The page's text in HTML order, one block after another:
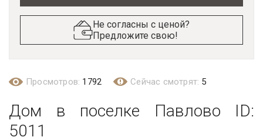
Не согласны с ценой?
Предложите свою!
Просмотров: 1792 Сейчас смотрят: 5
Дом в поселке Павлово ID:
5011